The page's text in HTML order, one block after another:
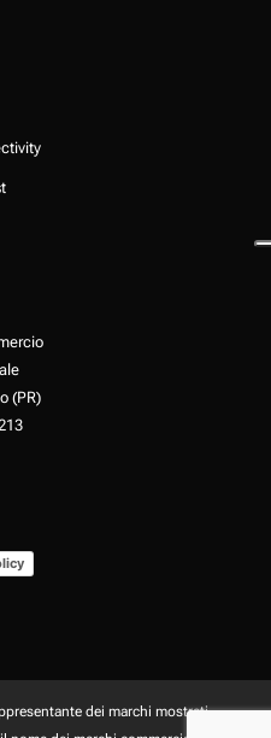
(PR)
dei marchi mostrati